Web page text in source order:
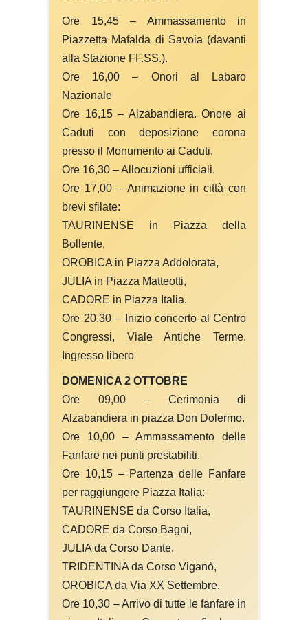
Ore 15,45 – Ammassamento in
Piazzetta Mafalda di Savoia (davanti
alla Stazione FF.SS.).
Ore 16,00 – Onori al Labaro
Nazionale
Ore 16,15 – Alzabandiera. Onore ai
Caduti con deposizione corona
presso il Monumento ai Caduti.
Ore 16,30 – Allocuzioni ufficiali.
Ore 17,00 – Animazione in città con
brevi sfilate:
TAURINENSE in Piazza della
Bollente,
OROBICA in Piazza Addolorata,
JULIA in Piazza Matteotti,
CADORE in Piazza Italia.
Ore 20,30 – Inizio concerto al Centro
Congressi, Viale Antiche Terme.
Ingresso libero
DOMENICA 2 OTTOBRE
Ore 09,00 – Cerimonia di
Alzabandiera in piazza Don Dolermo.
Ore 10,00 – Ammassamento delle
Fanfare nei punti prestabiliti.
Ore 10,15 – Partenza delle Fanfare
per raggiungere Piazza Italia:
TAURINENSE da Corso Italia,
CADORE da Corso Bagni,
JULIA da Corso Dante,
TRIDENTINA da Corso Viganò,
OROBICA da Via XX Settembre.
Ore 10,30 – Arrivo di tutte le fanfare in